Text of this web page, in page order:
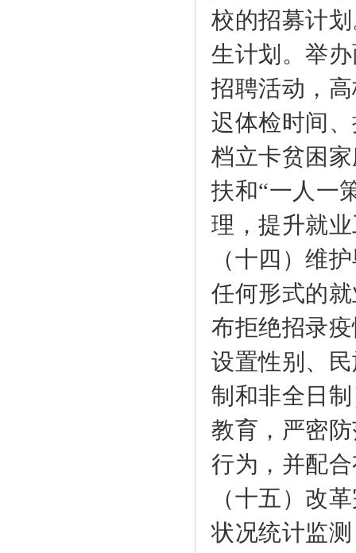
校的招募计
生计划。举
招聘活动，
迟体检时间
档立卡贫困
扶和“一人一
理，提升就
（十四）维
任何形式的
布拒绝招录
设置性别、
制和非全日
教育，严密
行为，并配
（十五）改
状况统计监